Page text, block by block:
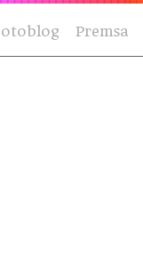
Premsa